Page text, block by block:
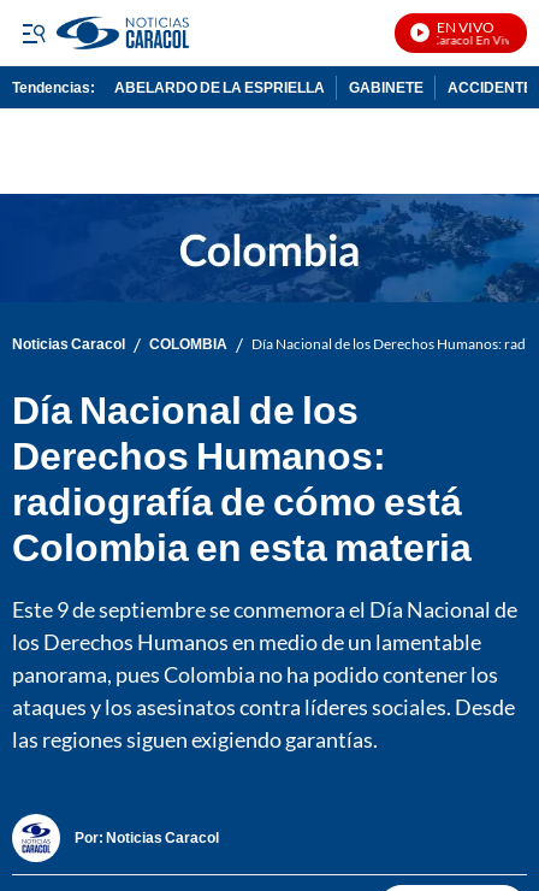
EN VIVO
Noticias Caracol En Vivo
Tendencias: ABELARDO DE LA ESPRIELLA GABINETE ACCIDENTE
Noticias Caracol / COLOMBIA / Día Nacional de los Derechos Humanos:
Día Nacional de los
Derechos Humanos:
radiografía de cómo está
Colombia en esta materia
Este 9 de septiembre se conmemora el Día Nacional de
los Derechos Humanos en medio de un lamentable
panorama, pues Colombia no ha podido contener los
ataques y los asesinatos contra líderes sociales. Desde
las regiones siguen exigiendo garantías.
Por: Noticias Caracol